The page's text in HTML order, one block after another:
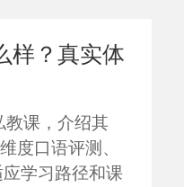
样？真实体
教课，介绍其
度口语评测、
学习路径和课